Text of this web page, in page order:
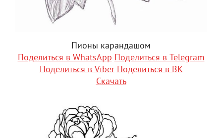
Пионы карандашом
Поделиться в WhatsApp Поделиться в Telegram
Поделиться в Viber Поделиться в ВК
Скачать